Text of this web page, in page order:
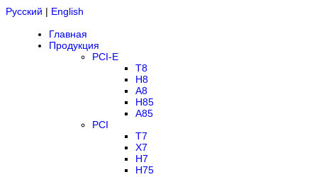
Русский | English
Главная
Продукция
PCI-E
T8
H8
A8
H85
A85
PCI
T7
X7
H7
H75